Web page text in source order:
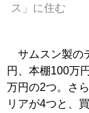
ス」に住む
サムスン製の
円、本棚100万
万円の2つ。さ
リアが4つと、